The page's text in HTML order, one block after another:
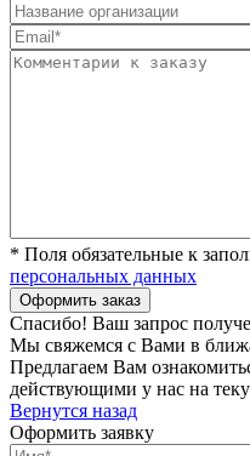
* Поля обязательные к
персональных данных
Спасибо! Ваш запрос
Мы свяжемся с Вами в
Предлагаем Вам
действующими у нас на
Вернутся назад
Оформить заявку